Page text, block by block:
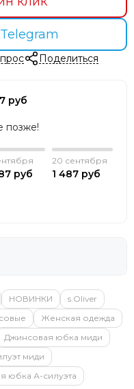
Поделиться
руб
позже!
руб
20 сентября
1 487 руб
НОВИНКИ
s.Oliver
Женская одежда
Джинсовая юбка миди
миди
юбка А-силуэта